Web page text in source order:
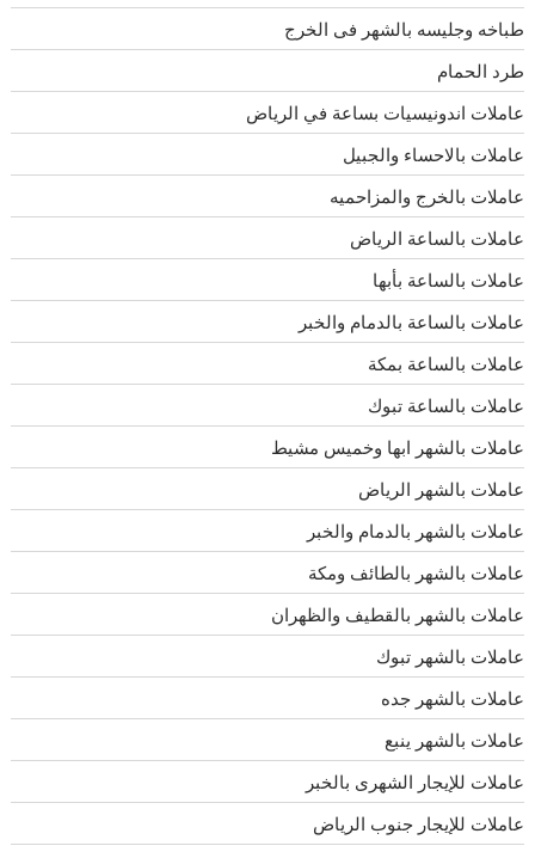
طباخه وجليسه بالشهر فى الخرج
طرد الحمام
عاملات اندونيسيات بساعة في الرياض
عاملات بالاحساء والجبيل
عاملات بالخرج والمزاحميه
عاملات بالساعة الرياض
عاملات بالساعة بأبها
عاملات بالساعة بالدمام والخبر
عاملات بالساعة بمكة
عاملات بالساعة تبوك
عاملات بالشهر ابها وخميس مشيط
عاملات بالشهر الرياض
عاملات بالشهر بالدمام والخبر
عاملات بالشهر بالطائف ومكة
عاملات بالشهر بالقطيف والظهران
عاملات بالشهر تبوك
عاملات بالشهر جده
عاملات بالشهر ينبع
عاملات للإيجار الشهرى بالخبر
عاملات للإيجار جنوب الرياض